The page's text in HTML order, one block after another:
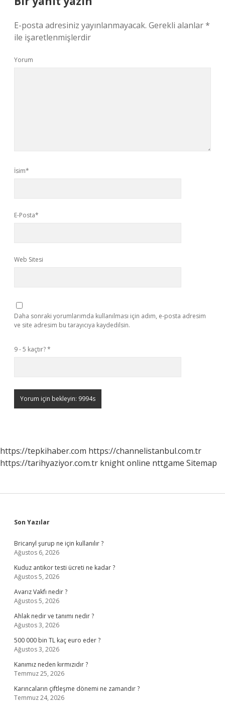
E-posta adresiniz yayınlanmayacak. Gerekli alanlar*
ile işaretlenmişlerdir
Yorum
İsim*
E-Posta*
Web Sitesi
Daha sonraki yorumlarımda kullanılması için adım, e-posta adresim
ve site adresim bu tarayıcıya kaydedilsin.
9 - 5 kaçtır?*
https://tepkihaber.com https://channelistanbul.com.tr
https://tarihyaziyor.com.tr knight online nttgame Sitemap
Sidebar
Son Yazılar
Bricanyl şurup ne için kullanılır ?
Ağustos 6, 2026
Kuduz antikor testi ücreti ne kadar ?
Ağustos 5, 2026
Avarız Vakfı nedir ?
Ağustos 5, 2026
Ahlak nedir ve tanımı nedir ?
Ağustos 3, 2026
500 000 bin TL kaç euro eder ?
Ağustos 3, 2026
Kanımız neden kırmızıdır ?
Temmuz 25, 2026
Karıncaların çiftleşme dönemi ne zamandır ?
Temmuz 24, 2026